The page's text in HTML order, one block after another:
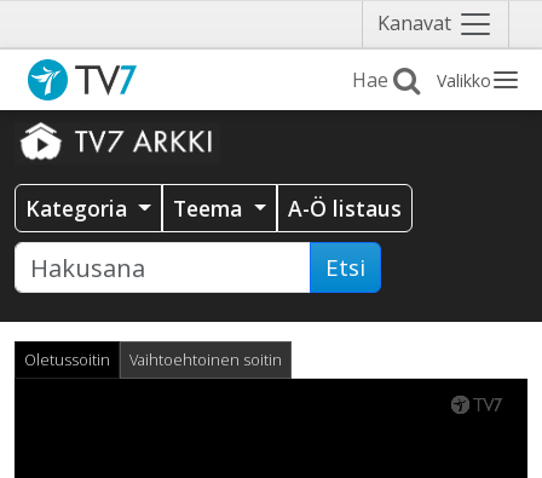
Kanavat Näytä
valikko
Valikko
Kategoria Teema A-Ö listaus
Etsi
Oletussoitin Vaihtoehtoinen soitin